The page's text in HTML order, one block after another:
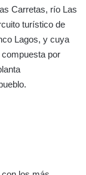
Carretas, río Las
turístico de
Lagos, y cuya
por